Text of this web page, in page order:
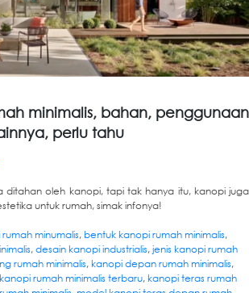
minimalis, bahan, penggunaan
perlu tahu
ditahan oleh kanopi, tapi tak hanya itu, kanopi juga
untuk rumah, simak infonya!
minumalis, bentuk kanopi rumah minimalis,
,desain kanopi industrialis,jenis kanopi rumah
rumah minimalis,kanopi depan rumah minimalis,
kanopi rumah minimalis terbaru,kanopi teras rumah